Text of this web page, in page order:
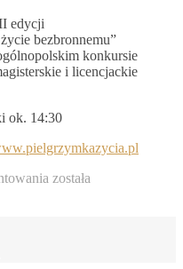
edycji
bezbronnemu”
konkursie
i licencjackie
ok. 14:30
46.Ogólnopolska
została